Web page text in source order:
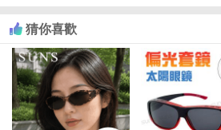
猜你喜歡